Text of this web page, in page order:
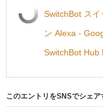
SwitchBot ス
ン Alexa -
SwitchBot Hub
このエントリをSNSでシェア